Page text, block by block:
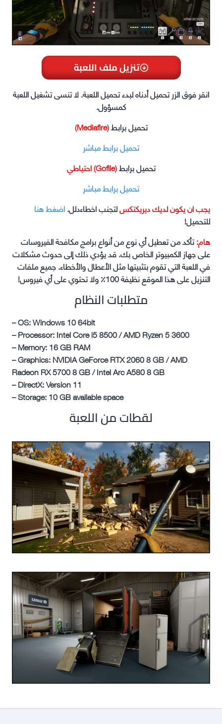
تنزيل ملف اللعبة
انقر فوق الزر تحميل أدناه لبدء تحميل اللعبة. لا تنسى تشغيل اللعبة
كمسؤول.
تحميل برابط(Mediafire)
تحميل برابط مباشر
تحميل برابط(Gofile) احتياطي
تحميل برابط مباشر
يجب ان يكون لديك ديريكتكسلتجنب اخطاءدلل.اضغط هنا
للتحميل!
هام:تأكد من تعطيل أي نوع من أنواع برامج مكافحة الفيروسات
على جهاز الكمبيوتر الخاص بك. قد يؤدي ذلك إلى حدوث مشكلات
في اللعبة التي تقوم بتثبيتها مثل الأعطال والأخطاء. جميع ملفات
التنزيل على هذا الموقع نظيفة 100٪ ولا تحتوي على أي فيروس!
متطلبات النظام
– OS: Windows 10 64bit
– Processor: Intel Core i5 8500 / AMD Ryzen 5 3600
– Memory: 16 GB RAM
– Graphics: NVIDIA GeForce RTX 2060 8 GB / AMD
Radeon RX 5700 8 GB / Intel Arc A580 8 GB
– DirectX: Version 11
– Storage: 10 GB available space
لقطات من اللعبة